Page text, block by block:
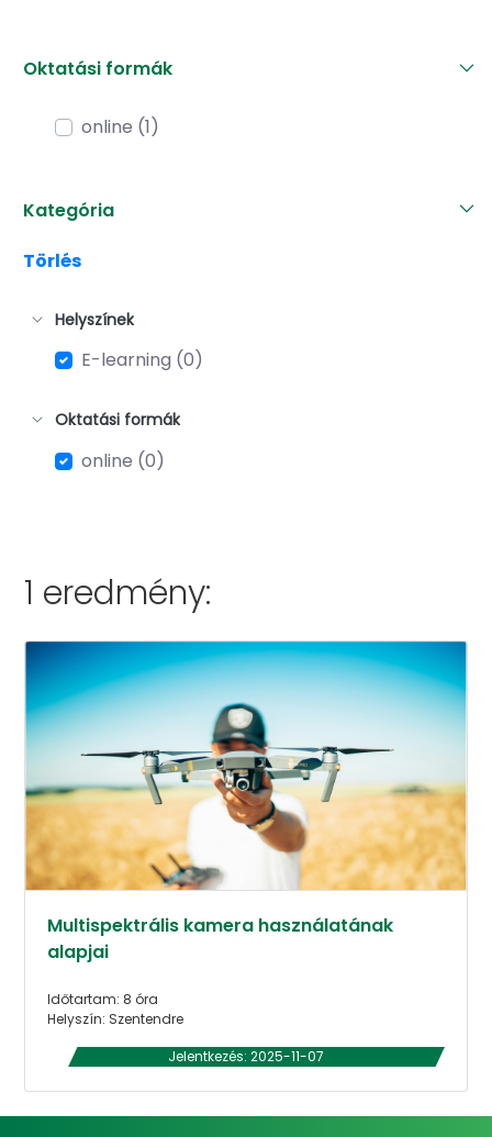
Oktatási formák
online (1)
Kategória
Törlés
Helyszínek
E-learning (0)
Oktatási formák
online (0)
1 eredmény:
Multispektrális kamera használatának
alapjai
Időtartam: 8 óra
Helyszín: Szentendre
Jelentkezés: 2025-11-07